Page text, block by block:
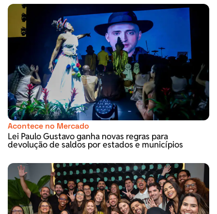
Acontece no Mercado
Lei Paulo Gustavo ganha novas regras para
devolução de saldos por estados e municípios